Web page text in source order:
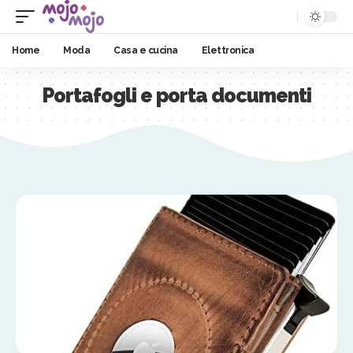
Home Moda Casa e cucina Elettronica
Portafogli e porta documenti